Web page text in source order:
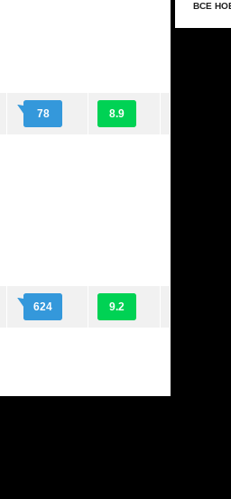
78 8.9
624 9.2
ВСЕ